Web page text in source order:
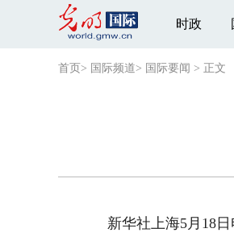
时政
首页 > 国际频道> 国际要闻 > 正文
新华社上海5月18日